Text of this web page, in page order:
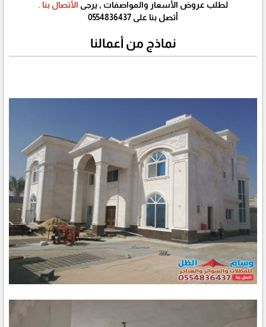
لطلب عروض الأسعار والمواصفات , يرجى الأتصال بنا .
أتصل بنا على 0554836437
نماذج من أعمالنا